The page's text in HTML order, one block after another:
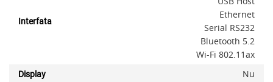
Interfata
Ethernet
Serial RS232
Bluetooth 5.2
Wi-Fi 802.11ax
Display Nu